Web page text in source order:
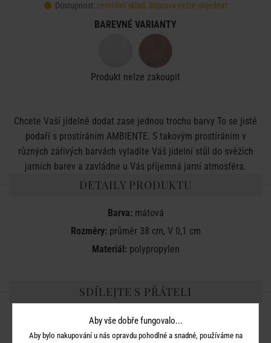
Dostupnost: centrální sklad, doprava nelze objednat
BAREVNÉ VARIANTY
Produkt nelze zakoupit
Chcete Vaší jídelně dodat zase jednou trochu barvy To se jistě
podaří s prostíráním AMBIENTE. S takovým prostíráním v
různých zářivých barvách vyladíte Váš jídelní stůl do svěžích
jarních barev a zavládne u Vás příjemná jarní atmosféra.
DETAILY PRODUKTU
Barva:mátová
Rozměry:průměr 38 cm, V 0,1 cm
Materiál:polypropylen
SDÍLEJTE S PŘÁTELI
Aby vše dobře fungovalo...
Aby bylo nakupování u nás opravdu pohodlné a snadné, používáme na